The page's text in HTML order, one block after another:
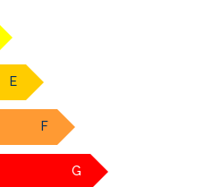
E
F
G